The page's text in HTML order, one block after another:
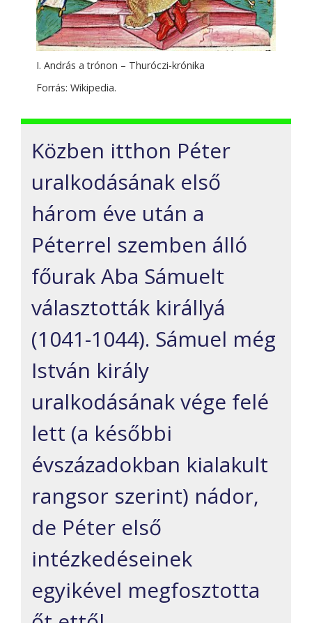
I. András a trónon – Thuróczi-krónika
Forrás: Wikipedia.
Közben itthon Péter
uralkodásának első
három éve után a
Péterrel szemben álló
főurak Aba Sámuelt
választották királlyá
(1041-1044). Sámuel még
István király
uralkodásának vége felé
lett (a későbbi
évszázadokban kialakult
rangsor szerint) nádor,
de Péter első
intézkedéseinek
egyikével megfosztotta